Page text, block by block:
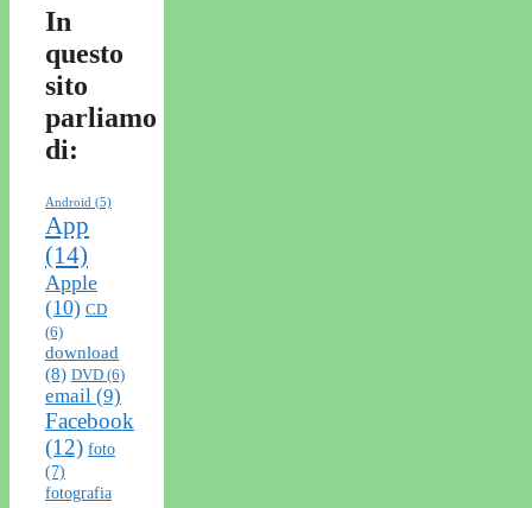
In
questo
sito
parliamo
di:
Android (5)
App
(14)
Apple
(10) CD
(6)
download
(8) DVD (6)
email (9)
Facebook
(12) foto
(7)
fotografia